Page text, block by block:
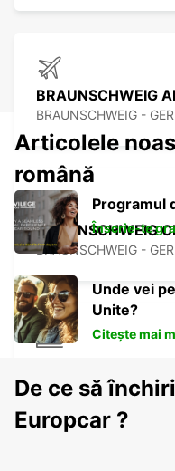
BRAUNSCHWEIG
BRAUNSCHWEIG -
BRAUNSCHWEIG
BRAUNSCHWEIG -
BRAUNSCHWEIG -
Articolele
română
Programul
Înscrie-te
Unde vei
Unite?
Citește mai
De ce să
Europcar ?